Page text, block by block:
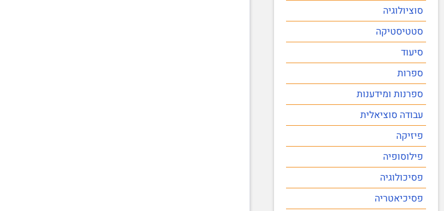
סוציולוגיה
סטטיסטיקה
סיעוד
ספרות
ספרנות ומידענות
עבודה סוציאלית
פיזיקה
פילוסופיה
פסיכולוגיה
פסיכיאטריה